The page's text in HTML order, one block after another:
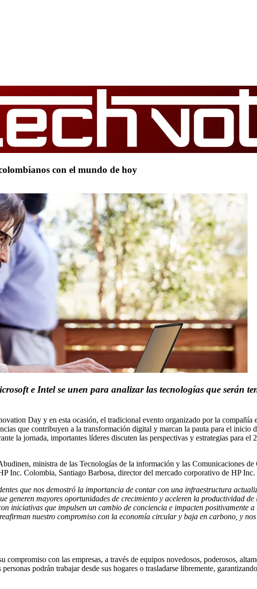
con el mundo de hoy
e Intel se unen para analizar las tecnologías que serán
Day y en esta ocasión, el tradicional evento organizado por la
que contribuyen a la transformación digital y marcan la pauta para el inicio
la jornada, importantes líderes discuten las perspectivas y estrategias para el
ministra de las Tecnologías de la información y las Comunicaciones
Inc. Colombia, Santiago Barbosa, director del mercado corporativo de HP
que nos demostró la importancia de contar con una infraestructura
generen mayores oportunidades de crecimiento y aceleren la productividad de
iniciativas que impulsen un cambio de conciencia e impacten positivamente
nuestro compromiso con la economía circular y baja en carbono, y
con las empresas, a través de equipos novedosos, poderosos,
podrán trabajar desde sus hogares o trasladarse libremente,